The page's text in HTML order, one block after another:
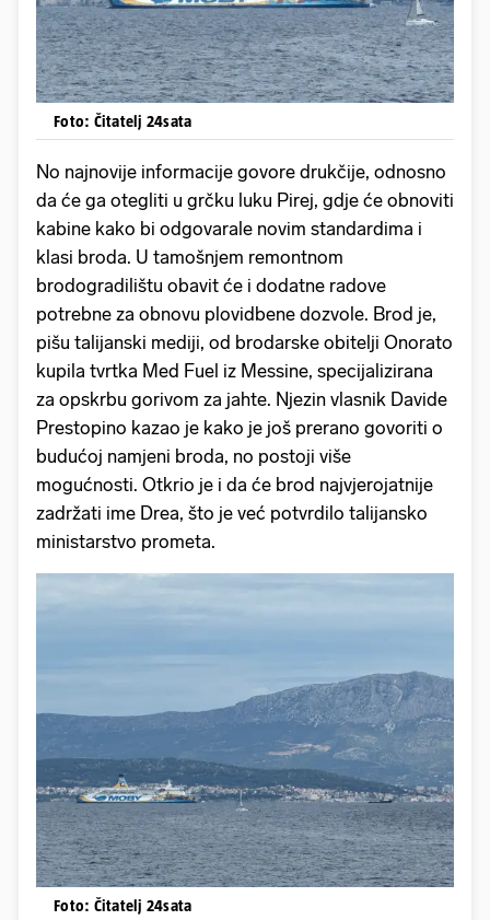
Foto: Čitatelj 24sata
No najnovije informacije govore drukčije, odnosno
da će ga otegliti u grčku luku Pirej, gdje će obnoviti
kabine kako bi odgovarale novim standardima i
klasi broda. U tamošnjem remontnom
brodogradilištu obavit će i dodatne radove
potrebne za obnovu plovidbene dozvole. Brod je,
pišu talijanski mediji, od brodarske obitelji Onorato
kupila tvrtka Med Fuel iz Messine, specijalizirana
za opskrbu gorivom za jahte. Njezin vlasnik Davide
Prestopino kazao je kako je još prerano govoriti o
budućoj namjeni broda, no postoji više
mogućnosti. Otkrio je i da će brod najvjerojatnije
zadržati ime Drea, što je već potvrdilo talijansko
ministarstvo prometa.
Foto: Čitatelj 24sata